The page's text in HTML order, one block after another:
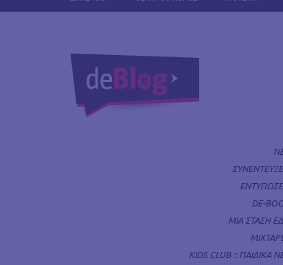
DE-
ΜΙΑ ΣΤΑΣΗ
KIDS CLUB :: ΠΑΙΔΙΚΑ